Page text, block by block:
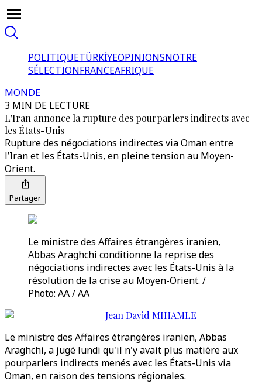
POLITIQUETÜRKİYEOPINIONSNOTRE
SÉLECTIONFRANCEAFRIQUE
MONDE
3 MIN DE LECTURE
L'Iran annonce la rupture des pourparlers indirects avec
les États-Unis
Rupture des négociations indirectes via Oman entre
l’Iran et les États-Unis, en pleine tension au Moyen-
Orient.
Partager
Le ministre des Affaires étrangères iranien,
Abbas Araghchi conditionne la reprise des
négociations indirectes avec les États-Unis à la
résolution de la crise au Moyen-Orient. /
Photo: AA / AA
Jean David MIHAMLE
Le ministre des Affaires étrangères iranien, Abbas
Araghchi, a jugé lundi qu'il n'y avait plus matière aux
pourparlers indirects menés avec les États-Unis via
Oman, en raison des tensions régionales.